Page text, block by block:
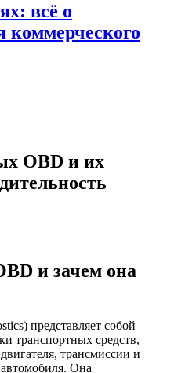
всё о
OBD и их
и зачем она
представляет собой
транспортных средств,
трансмиссии и
Она